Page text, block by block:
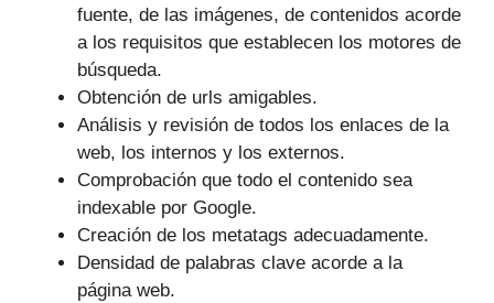
fuente, de las imágenes, de contenidos acorde
a los requisitos que establecen los motores de
búsqueda.
Obtención de urls amigables.
Análisis y revisión de todos los enlaces de la
web, los internos y los externos.
Comprobación que todo el contenido sea
indexable por Google.
Creación de los metatags adecuadamente.
Densidad de palabras clave acorde a la
página web.